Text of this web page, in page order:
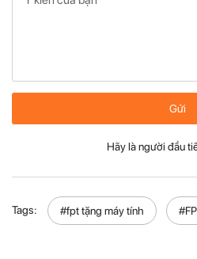
Gửi
Hãy là người đầu
Tags: #fpt tặng máy tính